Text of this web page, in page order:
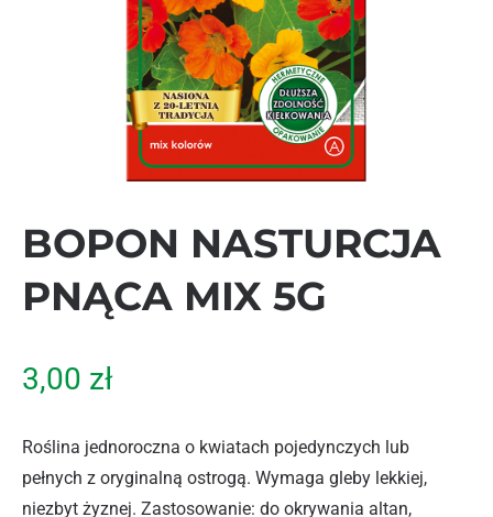
BOPON NASTURCJA
PNĄCA MIX 5G
3,00 zł
Roślina jednoroczna o kwiatach pojedynczych lub
pełnych z oryginalną ostrogą. Wymaga gleby lekkiej,
niezbyt żyznej. Zastosowanie: do okrywania altan,